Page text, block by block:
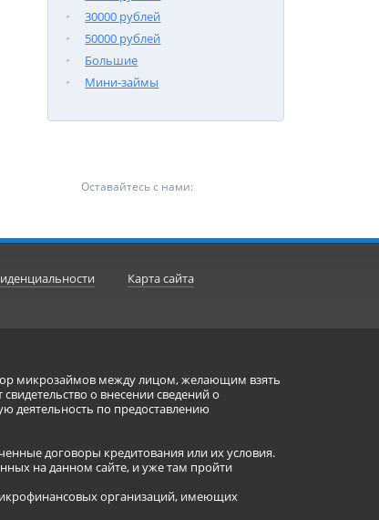
30000 рублей
50000 рублей
Большие
Мини-займы
Оставайтесь с нами:
Карта сайта
микрозаймов между лицом, желающим взять
о внесении сведений о
деятельность по предоставлению
договоры кредитования или их условия.
на данном сайте, и уже там пройти
организаций, имеющих